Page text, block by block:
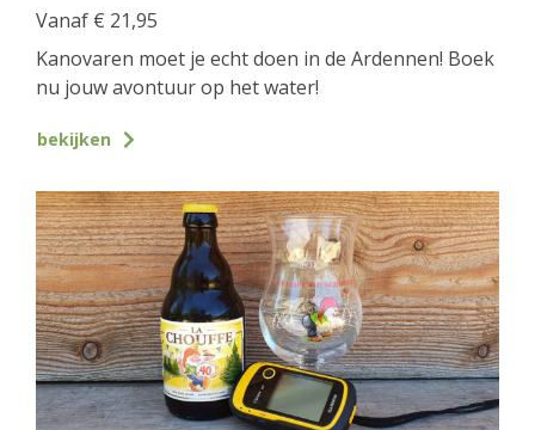
Vanaf € 21,95
Kanovaren moet je echt doen in de Ardennen! Boek
nu jouw avontuur op het water!
bekijken